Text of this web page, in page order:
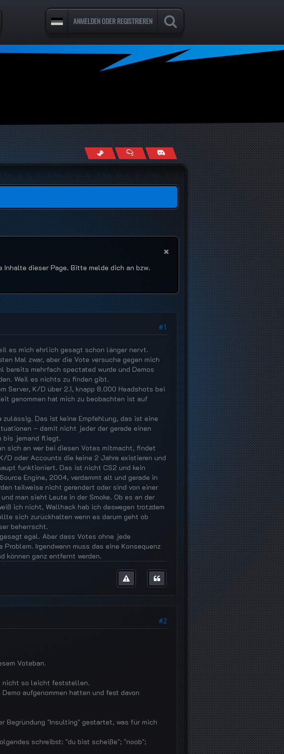
ANMELDEN ODER REGISTRIEREN
dieser Page. Bitte melde dich an bzw.
#1
es mich ehrlich gesagt schon länger nervt.
Mal zwar, aber die Vote versuche gegen mich
bereits mehrfach spectated wurde und Demos
Weil es nichts zu finden gibt.
Server, K/D über 2.1, knapp 8.000 Headshots bei
genommen hat mich zu beobachten ist auf
zulässig. Das ist keine Empfehlung, das ist eine
– damit nicht jeder der gerade einen
bis jemand fliegt.
sich an wer bei diesen Votes mitmacht, findet
D oder Accounts die keine 2 Jahre existieren und
funktioniert. Das ist nicht CS2 und kein
Engine, 2004, verdammt alt und gerade in
teilweise nicht gerendert oder sind von einer
man sieht Leute in der Smoke. Ob es an der
ich nicht, Wallhack hab ich deswegen trotzdem
sich zurückhalten wenn es darum geht ob
beherrscht.
egal. Aber dass Votes ohne jede
Irgendwann muss das eine Konsequenz
können ganz entfernt werden.
#2
Voteban.
nicht so leicht feststellen.
aufgenommen hatten und fest davon
Begründung "Insulting" gestartet, was für mich
schreibst: "du bist scheiße"; "noob";